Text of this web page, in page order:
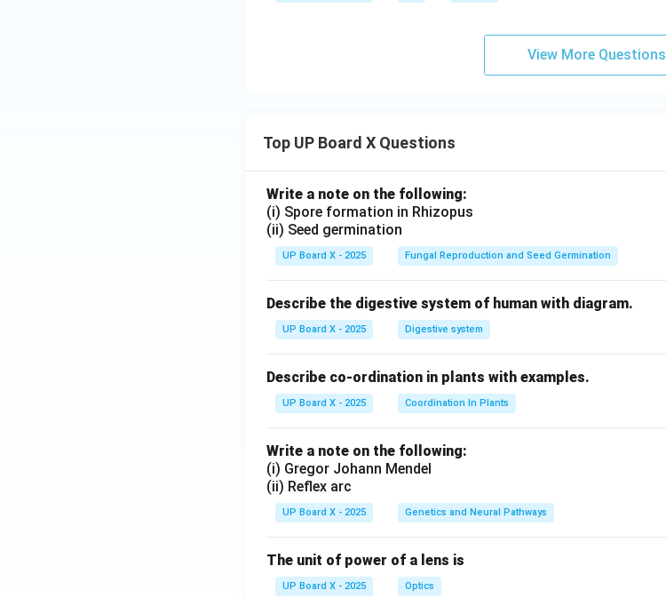
View More Questions
Top UP Board X Questions
Write a note on the following:
(i) Spore formation in Rhizopus
(ii) Seed germination
UP Board X - 2025 Fungal Reproduction and Seed Germination
Describe the digestive system of human with diagram.
UP Board X - 2025 Digestive system
Describe co-ordination in plants with examples.
UP Board X - 2025 Coordination In Plants
Write a note on the following:
(i) Gregor Johann Mendel
(ii) Reflex arc
UP Board X - 2025 Genetics and Neural Pathways
The unit of power of a lens is
UP Board X - 2025 Optics